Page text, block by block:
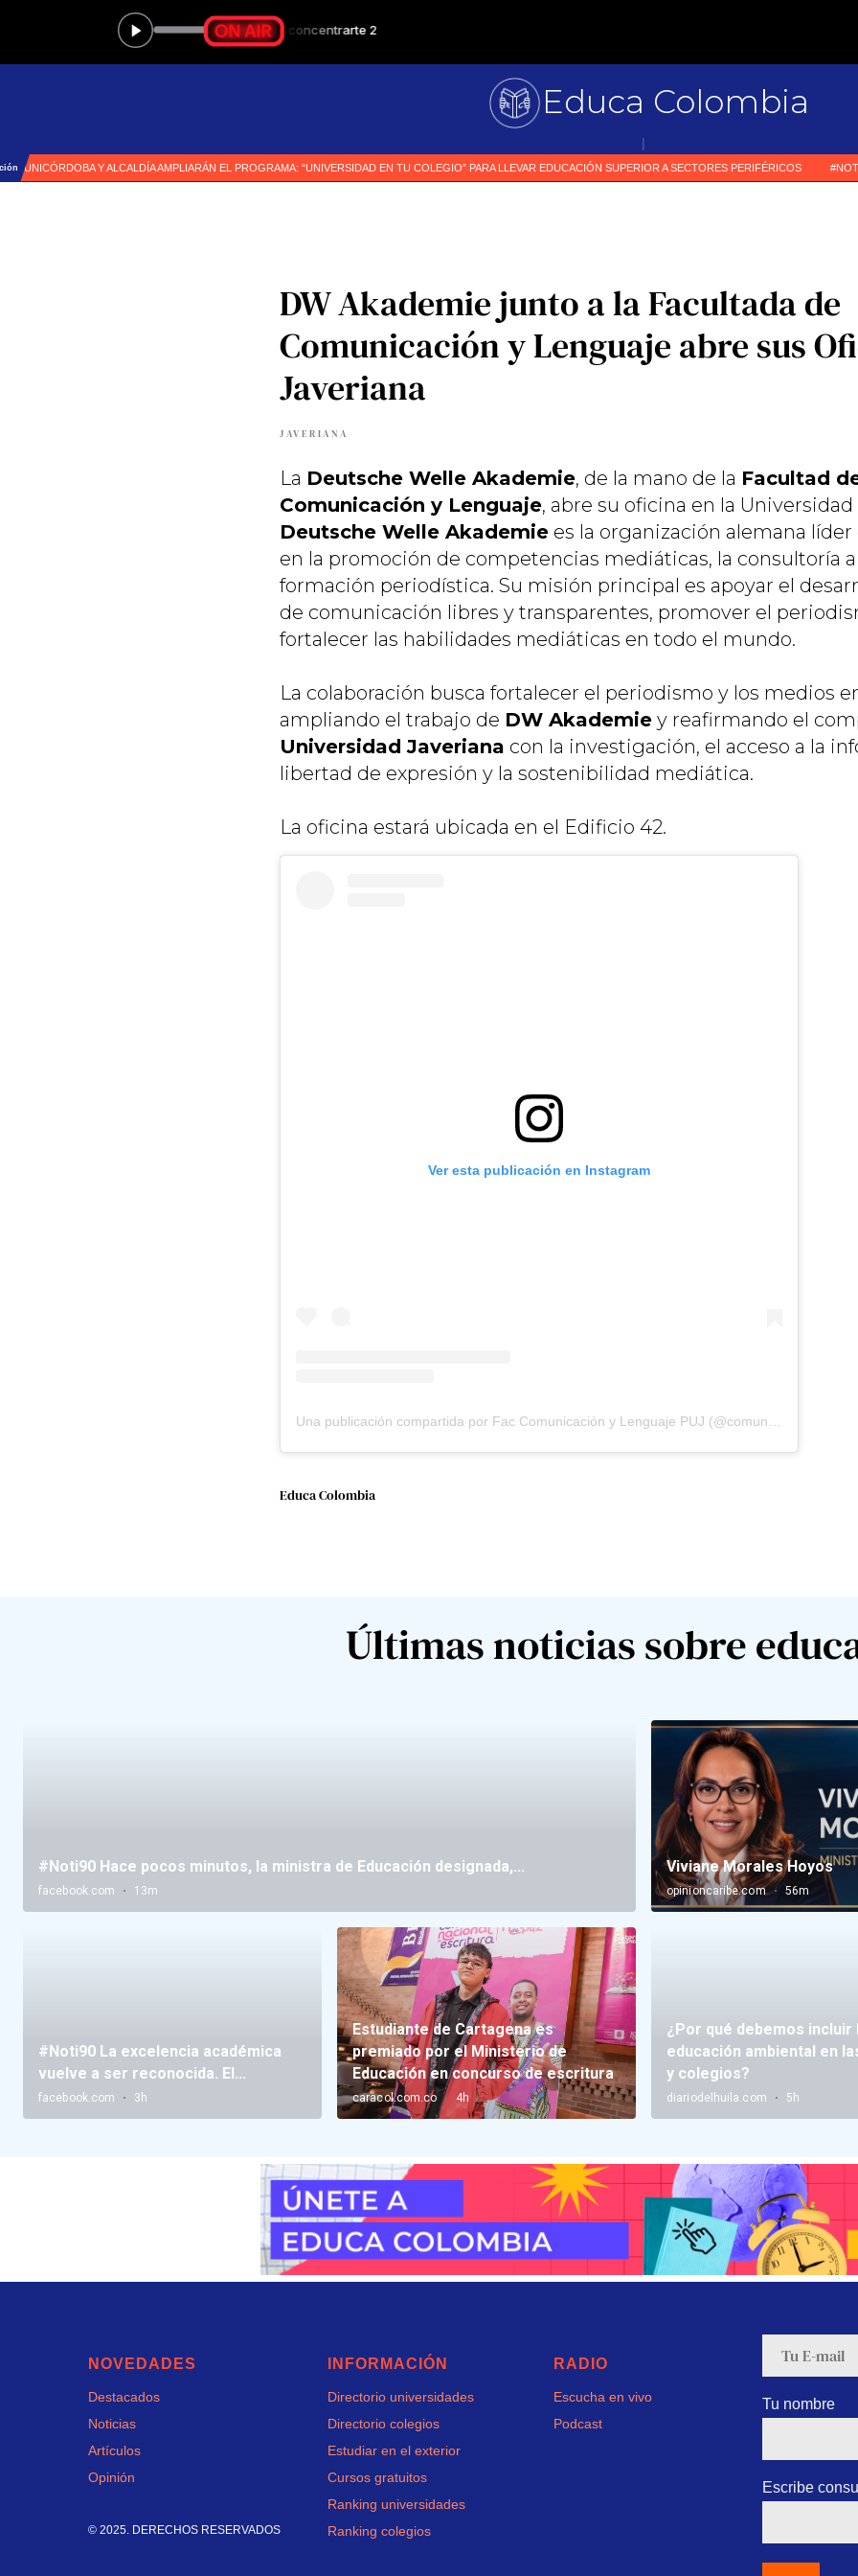
Educa Colombia
DW Akademie junto a la Facultada de
Comunicación y Lenguaje abre sus
Javeriana
JAVERIANA
La Deutsche Welle Akademie, de la mano de la Facultad
Comunicación y Lenguaje, abre su oficina en la Universidad
Deutsche Welle Akademie es la organización alemana líder
en la promoción de competencias mediáticas, la consultoría
formación periodística. Su misión principal es apoyar el
de comunicación libres y transparentes, promover el
fortalecer las habilidades mediáticas en todo el mundo.
La colaboración busca fortalecer el periodismo y los medios
ampliando el trabajo de DW Akademie y reafirmando el
Universidad Javeriana con la investigación, el acceso a la
libertad de expresión y la sostenibilidad mediática.
La oficina estará ubicada en el Edificio 42.
Ver esta publicación en Instagram
Educa Colombia
Últimas noticias sobre
NOVEDADES
Destacados
Noticias
Artículos
Opinión
INFORMACIÓN
Directorio universidades
Directorio colegios
Estudiar en el exterior
Cursos gratuitos
Ranking universidades
Ranking colegios
RADIO
Escucha en vivo
Podcast
© 2025. DERECHOS RESERVADOS
Tu nombre
Escribe